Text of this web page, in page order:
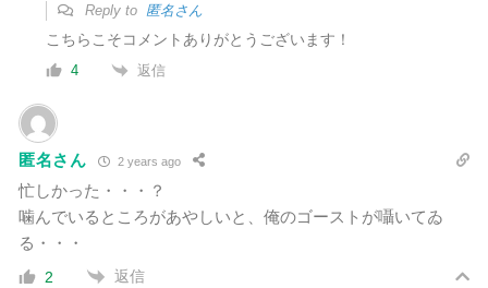
Reply to 匿名さん
こちらこそコメントありがとうございます！
4 返信
匿名さん 2 years ago
忙しかった・・・？
噛んでいるところがあやしいと、俺のゴーストが囁いてゐ
る・・・
2 返信